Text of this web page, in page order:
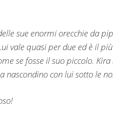
sue enormi orecchie da
vale quasi per due ed è il
se fosse il suo piccolo.
nascondino con lui sotto le